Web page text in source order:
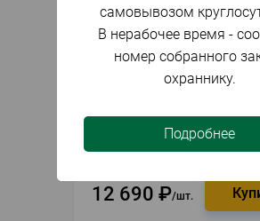
Артикул
Аккумулятор Greenworks
60V, 4 А.ч//24
12 690 ₽ шт.
самовывозом
В нерабочее время -
номер собранного
охраннику.
Подробнее